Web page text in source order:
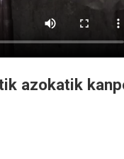
azokatik